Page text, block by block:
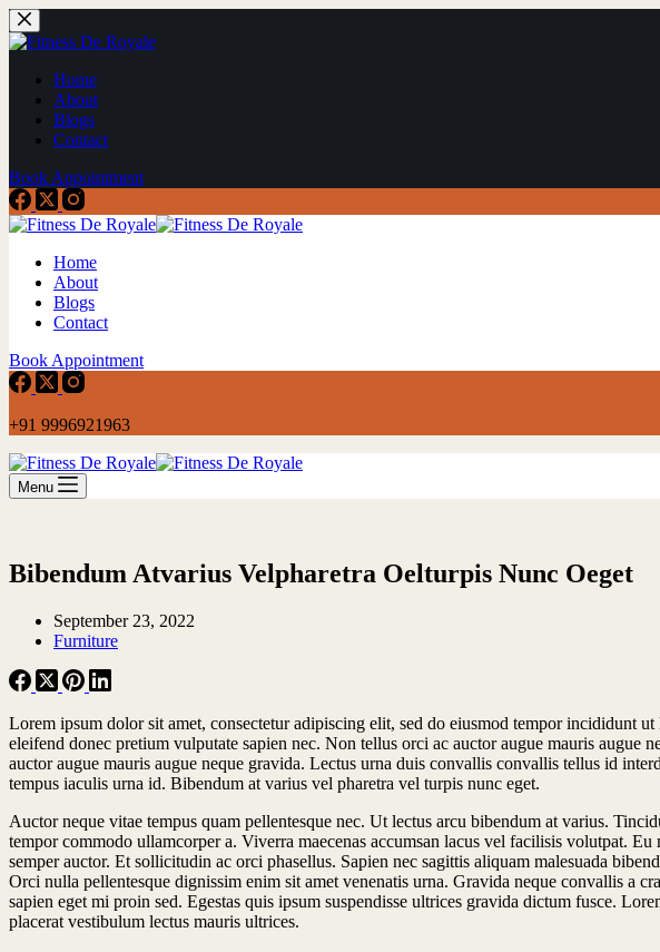
Home
About
Blogs
Contact
Book Appointment
Home
About
Blogs
Contact
Book Appointment
+91 9996921963
Menu
Bibendum Atvarius Velpharetra Oelturpis Nunc Oeget
September 23, 2022
Furniture
Lorem ipsum dolor sit amet, consectetur adipiscing elit, sed do eiusmod tempor incididunt
eleifend donec pretium vulputate sapien nec. Non tellus orci ac auctor augue mauris augue
auctor augue mauris augue neque gravida. Lectus urna duis convallis convallis tellus id
tempus iaculis urna id. Bibendum at varius vel pharetra vel turpis nunc eget.
Auctor neque vitae tempus quam pellentesque nec. Ut lectus arcu bibendum at varius.
tempor commodo ullamcorper a. Viverra maecenas accumsan lacus vel facilisis volutpat.
semper auctor. Et sollicitudin ac orci phasellus. Sapien nec sagittis aliquam malesuada
Orci nulla pellentesque dignissim enim sit amet venenatis urna. Gravida neque convallis a
sapien eget mi proin sed. Egestas quis ipsum suspendisse ultrices gravida dictum fusce.
placerat vestibulum lectus mauris ultrices.